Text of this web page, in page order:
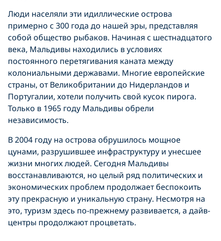
Люди населяли эти идиллические острова
примерно с 300 года до нашей эры, представляя
собой общество рыбаков. Начиная с шестнадцатого
века, Мальдивы находились в условиях
постоянного перетягивания каната между
колониальными державами. Многие европейские
страны, от Великобритании до Нидерландов и
Португалии, хотели получить свой кусок пирога.
Только в 1965 году Мальдивы обрели
независимость.
В 2004 году на острова обрушилось мощное
цунами, разрушившее инфраструктуру и унесшее
жизни многих людей. Сегодня Мальдивы
восстанавливаются, но целый ряд политических и
экономических проблем продолжает беспокоить
эту прекрасную и уникальную страну. Несмотря на
это, туризм здесь по-прежнему развивается, а дайв-
центры продолжают процветать.